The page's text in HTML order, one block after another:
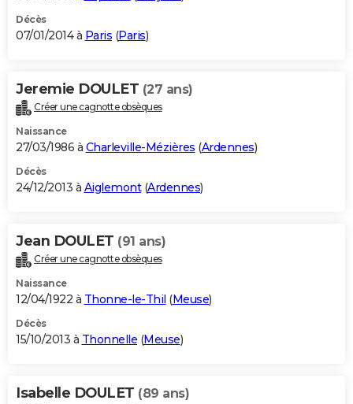
Décès
07/01/2014 à Paris (Paris)
Jeremie DOULET (27 ans)
Créer une cagnotte obsèques
Naissance
27/03/1986 à Charleville-Mézières (Ardennes)
Décès
24/12/2013 à Aiglemont(Ardennes)
Jean DOULET (91 ans)
Créer une cagnotte obsèques
Naissance
12/04/1922 à Thonne-le-Thil (Meuse)
Décès
15/10/2013 à Thonnelle (Meuse)
Isabelle DOULET (89 ans)